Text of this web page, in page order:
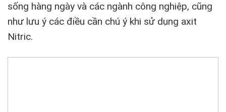
sống hàng ngày và các ngành công nghiệp, cũng
như lưu ý các điều cần chú ý khi sử dụng axit
Nitric.